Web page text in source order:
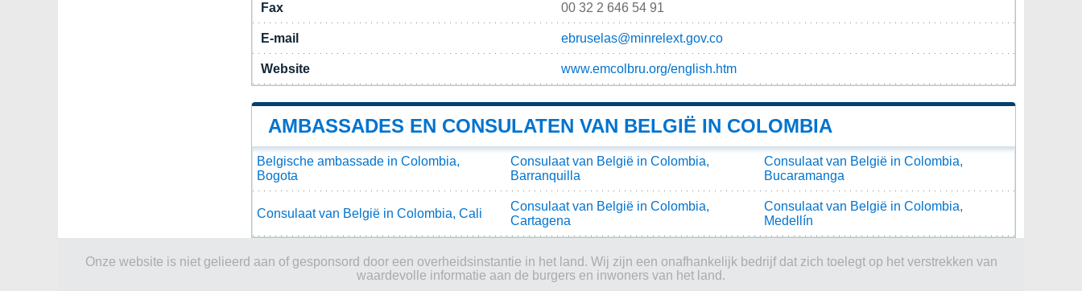
Fax 00 32 2 646 54 91
E-mail ebruselas@minrelext.gov.co
Website www.emcolbru.org/english.htm
AMBASSADES EN CONSULATEN VAN BELGIË IN COLOMBIA
Belgische ambassade in Colombia,
Bogota
Consulaat van België in Colombia,
Barranquilla
Consulaat van België in Colombia,
Bucaramanga
Consulaat van België in Colombia, Cali
Consulaat van België in Colombia,
Cartagena
Consulaat van België in Colombia,
Medellín
Onze website is niet gelieerd aan of gesponsord door een overheidsinstantie in het land. Wij zijn een onafhankelijk bedrijf dat zich toelegt op het verstrekken van
waardevolle informatie aan de burgers en inwoners van het land.